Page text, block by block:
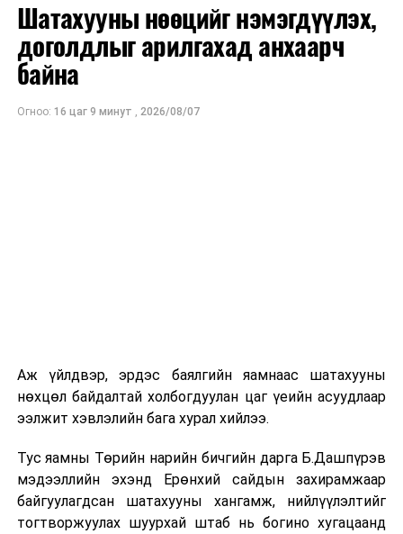
УНШСАН: 11307
Шатахууны нөөцийг нэмэгдүүлэх,
доголдлыг арилгахад анхаарч
байна
Огноо: 16 цаг 9 минут , 2026/08/07
Аж үйлдвэр, эрдэс баялгийн яамнаас шатахууны
нөхцөл байдалтай холбогдуулан цаг үеийн асуудлаар
ээлжит хэвлэлийн бага хурал хийлээ.
Тус яамны Төрийн нарийн бичгийн дарга Б.Дашпүрэв
мэдээллийн эхэнд Ерөнхий сайдын захирамжаар
байгуулагдсан шатахууны хангамж, нийлүүлэлтийг
тогтворжуулах шуурхай штаб нь богино хугацаанд